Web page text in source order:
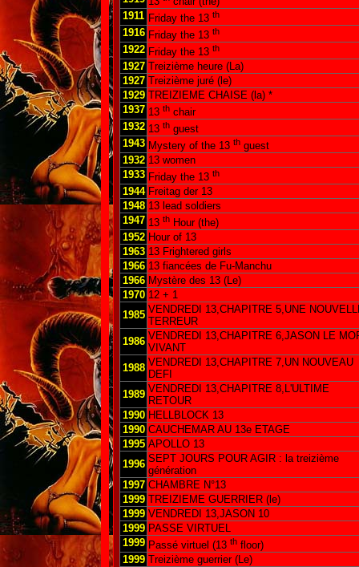
1911 Friday the 13 th
1916 Friday the 13 th
1922 Friday the 13 th
1927 Treizième heure (La)
1927 Treizième juré (le)
1929 TREIZIEME CHAISE (la) *
1937 13 th chair
1932 13 th guest
1943 Mystery of the 13 th guest
1932 13 women
1933 Friday the 13 th
1944 Freitag der 13
1948 13 lead soldiers
1947 13 th Hour (the)
1952 Hour of 13
1963 13 Frightered girls
1966 13 fiancées de Fu-Manchu
1966 Mystère des 13 (Le)
1970 12 + 1
1985 VENDREDI 13,CHAPITRE 5,UNE
TERREUR
1986 VENDREDI 13,CHAPITRE 6,JASON LE
VIVANT
1988 VENDREDI 13,CHAPITRE 7,UN NOUVEAU
DEFI
1989 VENDREDI 13,CHAPITRE 8,L'ULTIME
RETOUR
1990 HELLBLOCK 13
1990 CAUCHEMAR AU 13e ETAGE
1995 APOLLO 13
1996 SEPT JOURS POUR AGIR : la treizième
génération
1997 CHAMBRE N°13
1999 TREIZIEME GUERRIER (le)
1999 VENDREDI 13,JASON 10
1999 PASSE VIRTUEL
1999 Passé virtuel (13 th floor)
1999 Treizième guerrier (Le)